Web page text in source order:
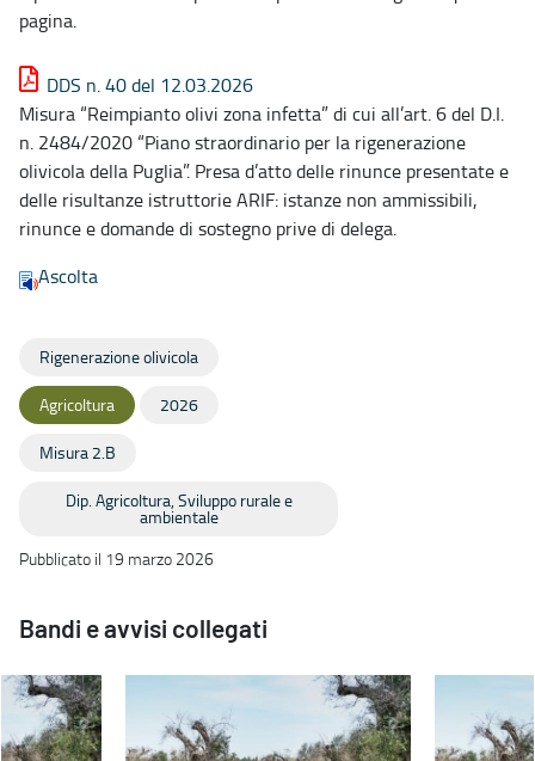
pagina.
DDS n. 40 del 12.03.2026
Misura “Reimpianto olivi zona infetta” di cui all’art. 6 del D.I.
n. 2484/2020 “Piano straordinario per la rigenerazione
olivicola della Puglia”. Presa d’atto delle rinunce presentate e
delle risultanze istruttorie ARIF: istanze non ammissibili,
rinunce e domande di sostegno prive di delega.
Ascolta
Rigenerazione olivicola
Agricoltura 2026
Misura 2.B
Dip. Agricoltura, Sviluppo rurale e
ambientale
Pubblicato il 19 marzo 2026
Bandi e avvisi collegati